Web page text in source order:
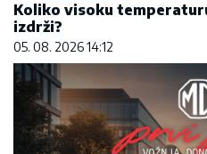
Koliko visoku
izdrži?
05. 08. 2026 14:12